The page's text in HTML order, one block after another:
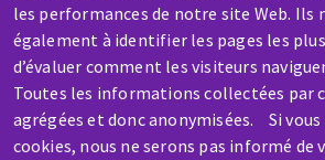
les performances de notre site Web. Ils
également à identifier les pages les
d’évaluer comment les visiteurs
Toutes les informations collectées par
agrégées et donc anonymisées. Si vous
cookies, nous ne serons pas informé
Aller
au
contenu
principal